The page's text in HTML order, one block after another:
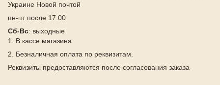
Украине Новой почтой
пн-пт после 17.00
Сб-Вс: выходные
1. В кассе магазина
2. Безналичная оплата по реквизитам.
Реквизиты предоставляются после согласования заказа